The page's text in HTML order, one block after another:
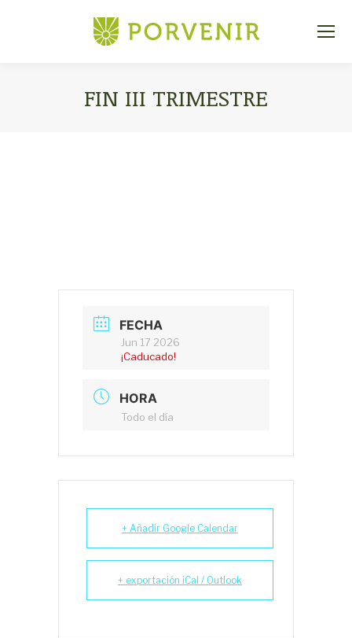
FIN III TRIMESTRE
FECHA
Jun 17 2026
¡Caducado!
HORA
Todo el día
+ Añadir Google Calendar
+ exportación iCal / Outlook